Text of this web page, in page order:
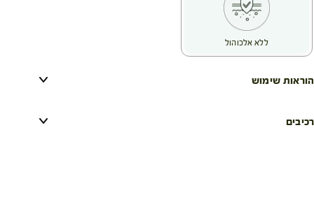
ללא אלכוהול
הוראות שימוש
רכיבים